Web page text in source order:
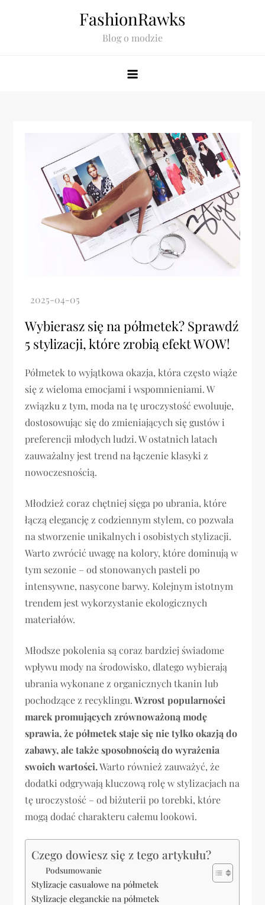
FashionRawks
Blog o modzie
Wybierasz się na półmetek? Sprawdź
5 stylizacji, które zrobią efekt WOW!
Półmetek to wyjątkowa okazja, która często wiąże
się z wieloma emocjami i wspomnieniami. W
związku z tym, moda na tę uroczystość ewoluuje,
dostosowując się do zmieniających się gustów i
preferencji młodych ludzi. W ostatnich latach
zauważalny jest trend na łączenie klasyki z
nowoczesnością.
Młodzież coraz chętniej sięga po ubrania, które
łączą elegancję z codziennym stylem, co pozwala
na stworzenie unikalnych i osobistych stylizacji.
Warto zwrócić uwagę na kolory, które dominują w
tym sezonie – od stonowanych pasteli po
intensywne, nasycone barwy. Kolejnym istotnym
trendem jest wykorzystanie ekologicznych
materiałów.
Młodsze pokolenia są coraz bardziej świadome
wpływu mody na środowisko, dlatego wybierają
ubrania wykonane z organicznych tkanin lub
pochodzące z recyklingu.Wzrost popularności
marek promujących zrównoważoną modę
sprawia, że półmetek staje się nie tylko okazją do
zabawy, ale także sposobnością do wyrażenia
swoich wartości.Warto również zauważyć, że
dodatki odgrywają kluczową rolę w stylizacjach na
tę uroczystość – od biżuterii po torebki, które
mogą dodać charakteru całemu lookowi.
Czego dowiesz się z tego artykułu?
Podsumowanie
Stylizacje casualowe na półmetek
Stylizacje eleganckie na półmetek